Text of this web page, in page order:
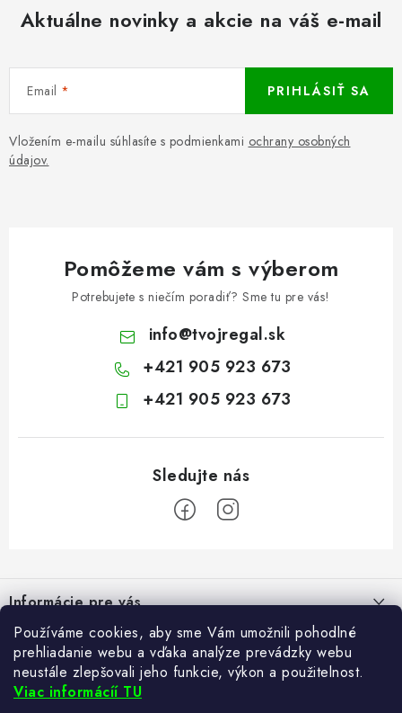
Používáme cookies, aby sme Vám umožnili pohodlné
prehliadanie webu a vďaka analýze prevádzky webu
neustále zlepšovali jeho funkcie, výkon a použitelnost.
Viac informácíí TU
Aktuálne novinky a akcie na váš e-mail
Email
Vložením e-mailu súhlasíte s podmienkami ochrany osobných
údajov.
PRIHLÁSIŤ SA
Pomôžeme vám s výberom
Potrebujete s niečím poradiť? Sme tu pre vás!
info@tvojregal.sk
+421 905 923 673
+421 905 923 673
pInformácie pre vás
Kontakt
Hodnotenie obchodu
Blogy
Ako si vybrať poštovú schránku?
21.5.2024
Facebook